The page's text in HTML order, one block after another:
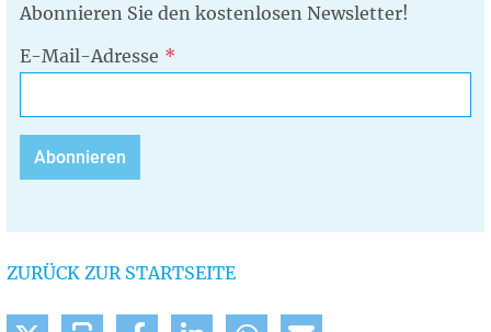
Abonnieren Sie den kostenlosen Newsletter!
E-Mail-Adresse
ZURÜCK ZUR STARTSEITE